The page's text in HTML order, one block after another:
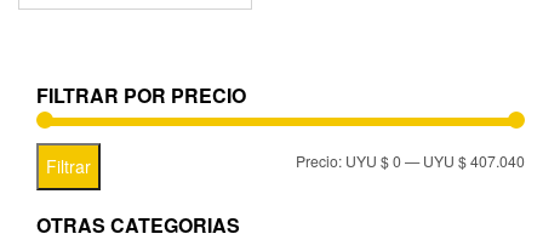
FILTRAR POR PRECIO
Filtrar Precio: UYU $ 0—UYU $ 407.040
OTRAS CATEGORIAS